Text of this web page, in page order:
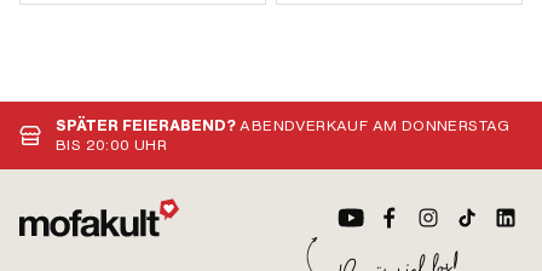
SPÄTER FEIERABEND?ABENDVERKAUF AM DONNERSTAG
BIS 20:00 UHR